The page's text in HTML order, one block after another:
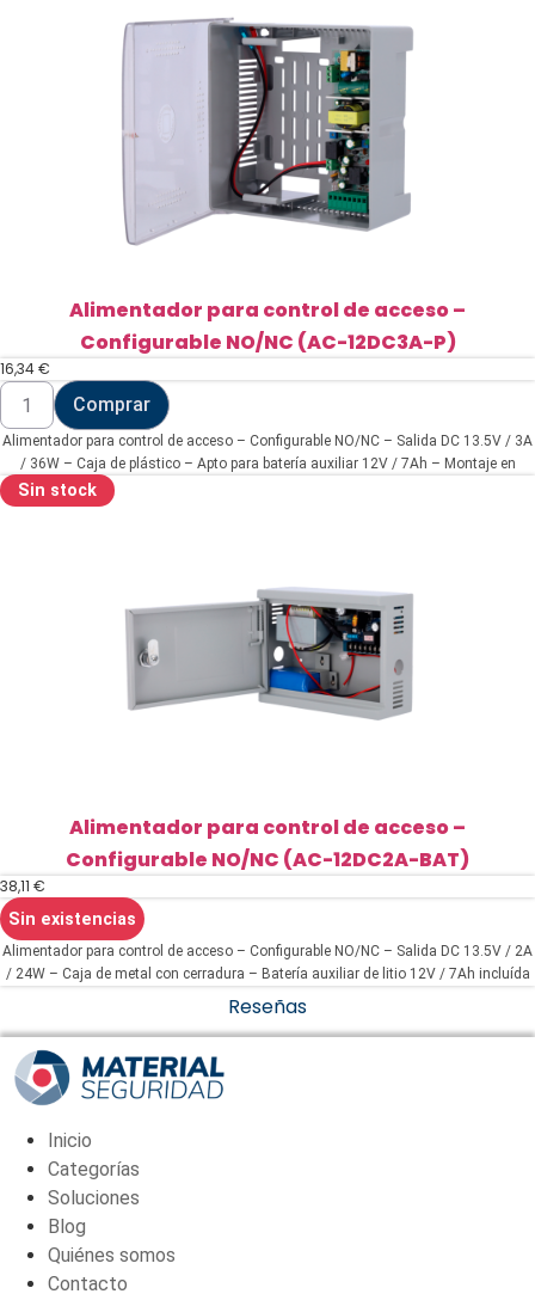
Alimentador para control de acceso –
Configurable NO/NC (AC-12DC3A-P)
16,34€
Alimentador
para
control
de
acceso
-
Configurable
Comprar
Alimentador para control de acceso – Configurable NO/NC – Salida DC 13.5V / 3A
/ 36W – Caja de plástico – Apto para batería auxiliar 12V / 7Ah – Montaje en
Sin stock
Alimentador para control de acceso –
Configurable NO/NC (AC-12DC2A-BAT)
38,11 €
Sin existencias
Alimentador para control de acceso – Configurable NO/NC – Salida DC 13.5V / 2A
/ 24W – Caja de metal con cerradura – Batería auxiliar de litio 12V / 7Ah incluída
– Montaje en superficie
Reseñas
Inicio
Categorías
Soluciones
Blog
Quiénes somos
Contacto